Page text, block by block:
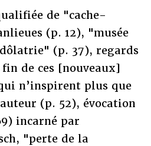
de "cache-
(p. 12), "musée
(p. 37), regards
de ces [nouveaux]
n’inspirent plus que
(p. 52), évocation
incarné par
"perte de la